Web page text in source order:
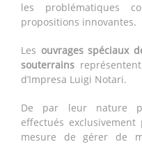
les problématiques
propositions innovantes.
Les ouvrages spéciaux
souterrains
d’Impresa Luigi Notari.
De par leur nature
effectués
mesure de gérer de